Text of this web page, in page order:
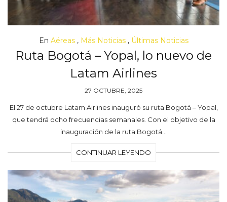
En Aéreas, Más Noticias, Últimas Noticias
Ruta Bogotá – Yopal, lo nuevo de
Latam Airlines
27 OCTUBRE, 2025
El 27 de octubre Latam Airlines inauguró su ruta Bogotá – Yopal,
que tendrá ocho frecuencias semanales. Con el objetivo de la
inauguración de la ruta Bogotá…
CONTINUAR LEYENDO